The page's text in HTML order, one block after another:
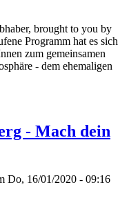
brought to you by
Programm hat es sich
zum gemeinsamen
- dem ehemaligen
- Mach dein
Do, 16/01/2020 - 09:16